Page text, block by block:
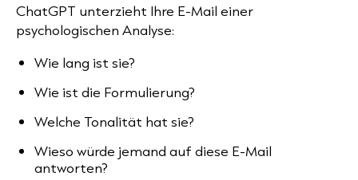
ChatGPT unterzieht Ihre E-Mail einer
psychologischen Analyse:
Wie lang ist sie?
Wie ist die Formulierung?
Welche Tonalität hat sie?
Wieso würde jemand auf diese E-Mail
antworten?